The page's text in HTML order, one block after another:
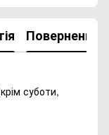
Повернення
суботи,